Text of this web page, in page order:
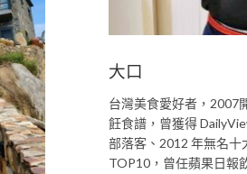
大口
台灣美食愛好者，2007
飪食譜，曾獲得
部落客、2012 年無名十
TOP10，曾任蘋果日報